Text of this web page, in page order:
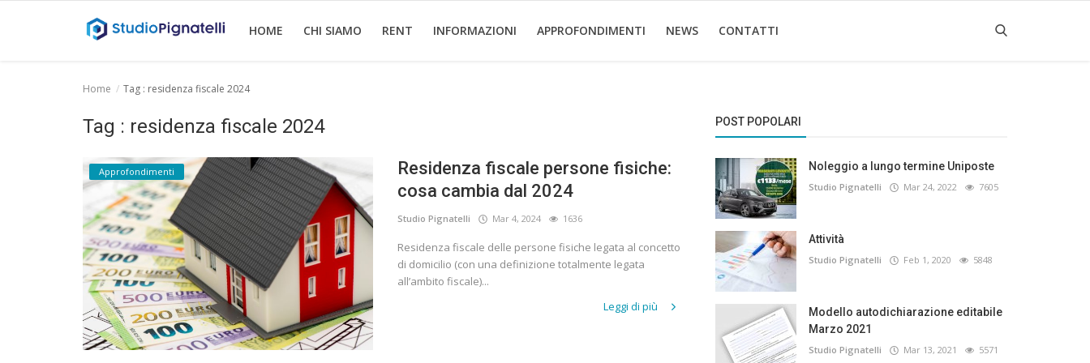
HOME CHI SIAMO RENT INFORMAZIONI APPROFONDIMENTI NEWS CONTATTI
Approfondimenti
Home Tag : residenza fiscale 2024
Tag : residenza fiscale 2024
Approfondimenti
Residenza fiscale persone fisiche:
cosa cambia dal 2024
Studio Pignatelli Mar 4, 2024 1636
Residenza fiscale delle persone fisiche legata al concetto
di domicilio (con una definizione totalmente legata
all’ambito fiscale)...
Leggi di più
POST POPOLARI
Noleggio a lungo termine Uniposte
Studio Pignatelli Mar 24, 2022 7605
Attività
Studio Pignatelli Feb 1, 2020 5848
Modello autodichiarazione editabile
Marzo 2021
Studio Pignatelli Mar 13, 2021 5571